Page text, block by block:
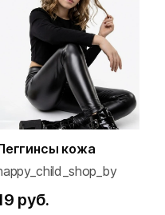
кожа
руб.